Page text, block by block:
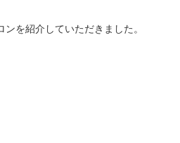
を紹介していただきました。